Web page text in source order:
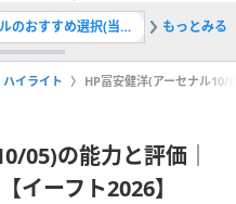
無料エピックレジェンズアセンブルのおすすめ選択(当たり)選手ランキングと引き方 2ガチャ
もっとみる
ハイライト HP冨安健洋(アーセナル10/
05)の能力と評価｜
イーフト2026】